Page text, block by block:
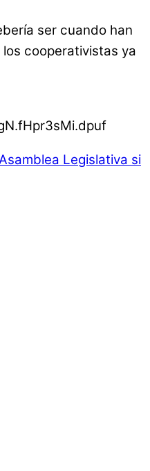
ser cuando han
cooperativistas ya
Legislativa si